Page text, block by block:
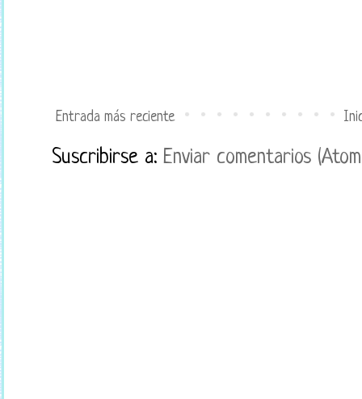
Entrada más reciente
Suscribirse a: Enviar comentarios